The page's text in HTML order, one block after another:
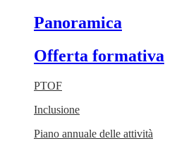
Panoramica
Offerta formativa
PTOF
Inclusione
Piano annuale delle attività